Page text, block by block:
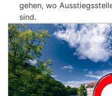
gehen, wo
sind.